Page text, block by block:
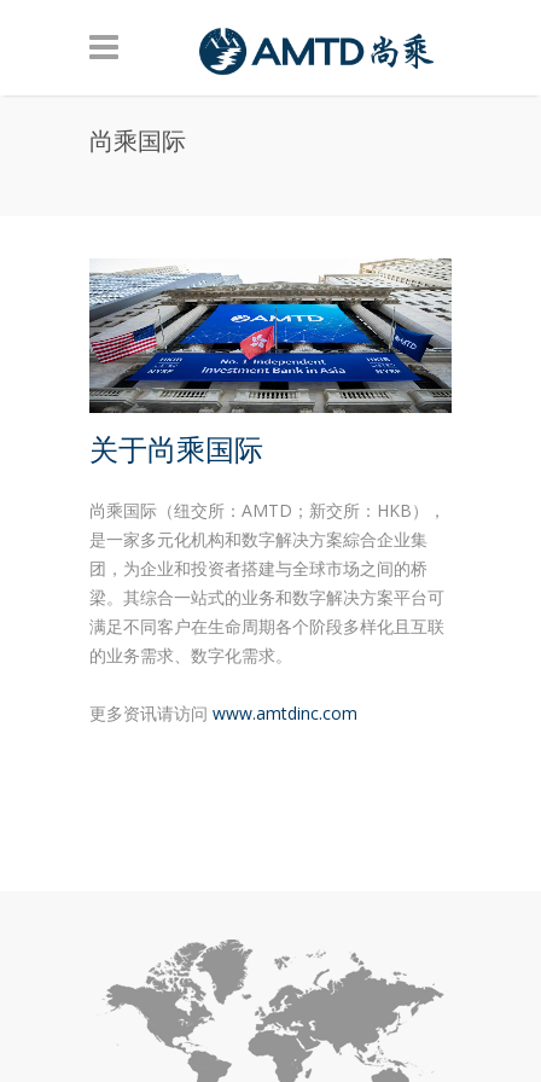
尚乘国际
关于尚乘国际
尚乘国际（纽交所：AMTD；新交所：HKB），
是一家多元化机构和数字解决方案綜合企业集
团，为企业和投资者搭建与全球市场之间的桥
梁。其综合一站式的业务和数字解决方案平台可
满足不同客户在生命周期各个阶段多样化且互联
的业务需求、数字化需求。
更多资讯请访问 www.amtdinc.com